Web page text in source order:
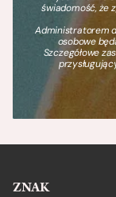
świadomość, że
Administratorem
osobowe
Szczegółowe
ZNAK